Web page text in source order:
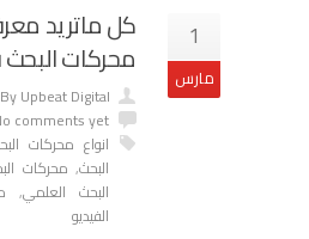
1
مارس
كل ماتريد
محركات البحث
By Upbeat Digital
comments yet
انواع محركات
البحث, محركات
البحث العلمي,
الفيديو